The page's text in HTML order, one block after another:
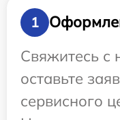
1
Свяжитесь с
оставьте
сервисного